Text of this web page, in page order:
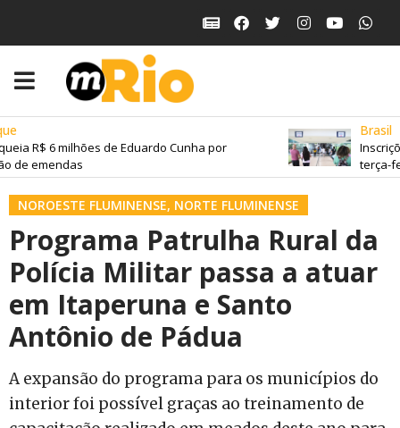
R$ 6 milhões de Eduardo Cunha por
emendas
Brasil
terça-
NOROESTE FLUMINENSE, NORTE FLUMINENSE
Programa Patrulha Rural da
Polícia Militar passa a atuar
em Itaperuna e Santo
Antônio de Pádua
A expansão do programa para os municípios do
interior foi possível graças ao treinamento de